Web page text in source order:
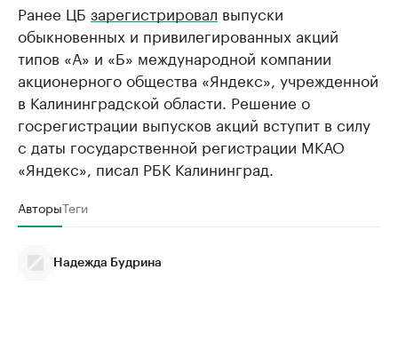
Ранее ЦБ зарегистрировал выпуски
обыкновенных и привилегированных акций
типов «А» и «Б» международной компании
акционерного общества «Яндекс», учрежденной
в Калининградской области. Решение о
госрегистрации выпусков акций вступит в силу
с даты государственной регистрации МКАО
«Яндекс», писал РБК Калининград.
АвторыТеги
Надежда Будрина